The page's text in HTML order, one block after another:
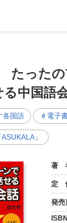
たったの
中国語
各国語 ＃電子
」
著
定
発売
ISBN